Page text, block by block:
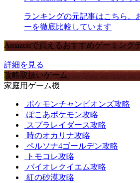
ランキングの元記事はこちら。
ーを徹底比較しています
Amazonで買えるおすすめゲーミング
詳細を見る
攻略取扱いゲーム
家庭用ゲーム機
ポケモンチャンピオンズ攻略
ぽこあポケモン攻略
スプラレイダース攻略
時のオカリナ攻略
ペルソナ4ゴールデン攻略
トモコレ攻略
バイオレクイエム攻略
紅の砂漠攻略